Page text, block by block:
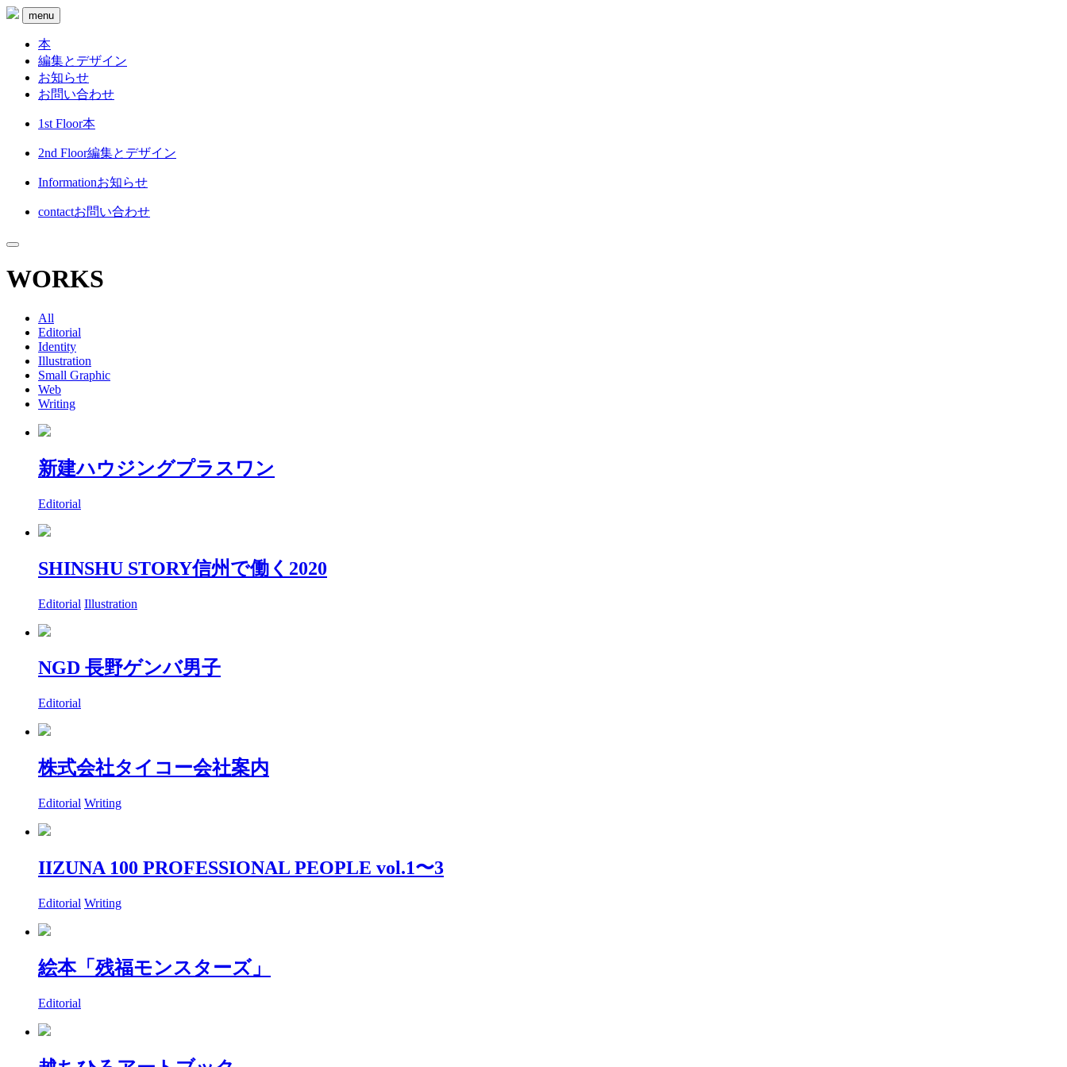
menu
本
編集とデザイン
お知らせ
お問い合わせ
1st Floor本
2nd Floor編集とデザイン
Informationお知らせ
contactお問い合わせ
WORKS
All
Editorial
Identity
Illustration
Small Graphic
Web
Writing
新建ハウジングプラスワン
Editorial
SHINSHU STORY信州で働く2020
Editorial Illustration
NGD 長野ゲンバ男子
Editorial
株式会社タイコー会社案内
Editorial Writing
IIZUNA 100 PROFESSIONAL PEOPLE vol.1〜3
Editorial Writing
絵本「残福モンスターズ」
Editorial